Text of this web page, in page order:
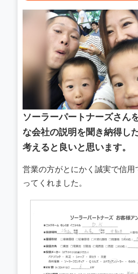
ソーラーパートナーズさん
な会社の説明を聞き納得し
考えると良いと思います。
営業の方がとにかく誠実で信用
ってくれました。